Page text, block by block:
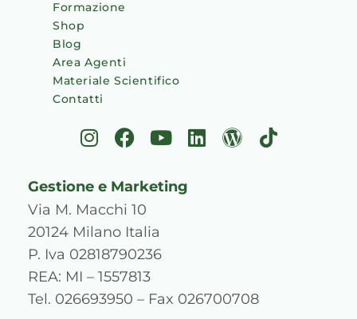
Formazione
Shop
Blog
Area Agenti
Materiale Scientifico
Contatti
I
n
t
a
g
r
a
m
F
a
e
b
o
o
k
Y
o
t
e
L
i
W
o
s
T
i
Gestione e Marketing
Via M. Macchi 10
20124 Milano Italia
P. Iva 02818790236
REA: MI – 1557813
Tel. 026693950 – Fax 026700708